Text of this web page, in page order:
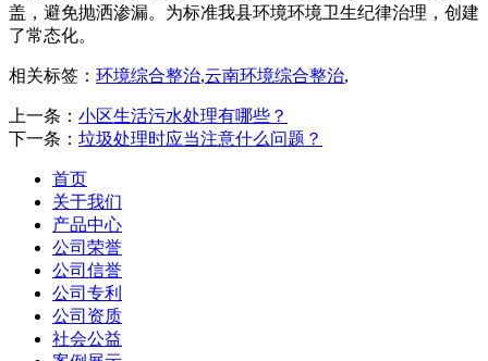
盖，避免抛洒渗漏。为标准我县环境环境卫生纪律治理，创建
了常态化。
相关标签： 环境综合整治,云南环境综合整治,
上一条： 小区生活污水处理有哪些？
下一条： 垃圾处理时应当注意什么问题？
首页
关于我们
产品中心
公司荣誉
公司信誉
公司专利
公司资质
社会公益